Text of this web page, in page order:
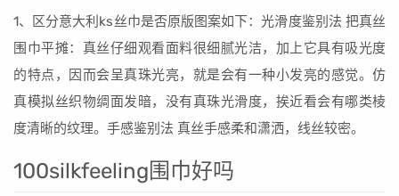
1、区分意大利ks丝巾是否原版图案如下：光滑度鉴别法 把真丝
围巾平摊：真丝仔细观看面料很细腻光洁，加上它具有吸光度
的特点，因而会呈真珠光亮，就是会有一种小发亮的感觉。仿
真模拟丝织物绸面发暗，没有真珠光滑度，挨近看会有哪类棱
度清晰的纹理。手感鉴别法 真丝手感柔和潇洒，线丝较密。
100silkfeeling围巾好吗